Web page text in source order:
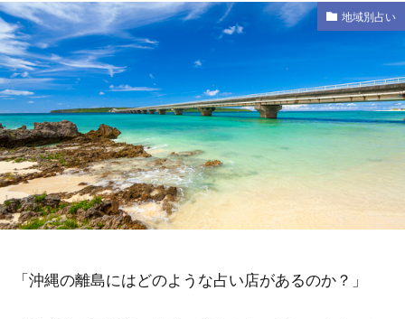
地域別占い
「沖縄の離島にはどのような占い店があるのか？」